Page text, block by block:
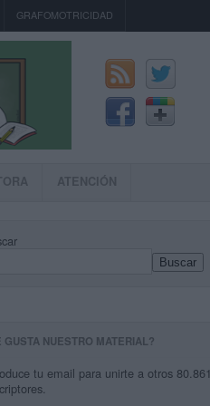
GRAFOMOTRICIDAD
ATENCIÓN
Buscar
GUSTA NUESTRO MATERIAL?
tu email para unirte a otros 80.861